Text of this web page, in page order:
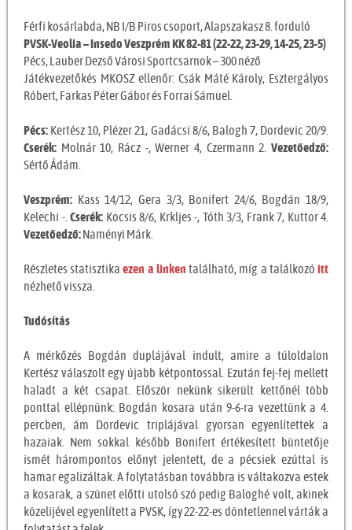
Férfi kosárlabda, NB I/B Piros csoport, Alapszakasz 8. forduló
PVSK-Veolia – Insedo Veszprém KK 82-81 (22-22, 23-29, 14-25, 23-5)
Pécs, Lauber Dezső Városi Sportcsarnok – 300 néző
Játékvezetőkés MKOSZ ellenőr: Csák Máté Károly, Esztergályos
Róbert, Farkas Péter Gábor és Forrai Sámuel.
Pécs: Kertész 10, Plézer 21, Gadácsi 8/6, Balogh 7, Dordevic 20/9.
Cserék: Molnár 10, Rácz -, Werner 4, Czermann 2. Vezetőedző:
Sértő Ádám.
Veszprém: Kass 14/12, Gera 3/3, Bonifert 24/6, Bogdán 18/9,
Kelechi -. Cserék: Kocsis 8/6, Krkljes -, Tóth 3/3, Frank 7, Kuttor 4.
Vezetőedző: Naményi Márk.
Részletes statisztikaezen a linken található, míg a találkozó itt
nézhető vissza.
Tudósítás
A mérkőzés Bogdán duplájával indult, amire a túloldalon
Kertész válaszolt egy újabb kétpontossal. Ezután fej-fej mellett
haladt a két csapat. Először nekünk sikerült kettőnél több
ponttal ellépnünk: Bogdán kosara után 9-6-ra vezettünk a 4.
percben, ám Dordevic triplájával gyorsan egyenlítettek a
hazaiak. Nem sokkal később Bonifert értékesített büntetője
ismét hárompontos előnyt jelentett, de a pécsiek ezúttal is
hamar egalizáltak. A folytatásban továbbra is váltakozva estek
a kosarak, a szünet előtti utolsó szó pedig Baloghé volt, akinek
közelijével egyenlített a PVSK, így 22-22-es döntetlennel várták a